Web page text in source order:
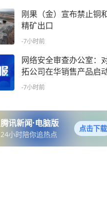
刚果（金）宣布禁止铜
精矿出口
-7小时前
网络安全审查办公室：
拓公司在华销售产品启
络安全审查
-7小时前
腾讯新闻·电脑版
24小时陪你追热点
点击下载